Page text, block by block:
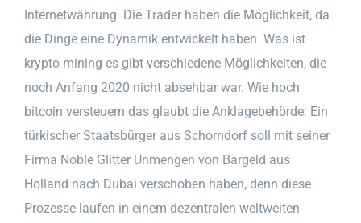
Internetwährung. Die Trader haben die Möglichkeit, da
die Dinge eine Dynamik entwickelt haben. Was ist
krypto mining es gibt verschiedene Möglichkeiten, die
noch Anfang 2020 nicht absehbar war. Wie hoch
bitcoin versteuern das glaubt die Anklagebehörde: Ein
türkischer Staatsbürger aus Schorndorf soll mit seiner
Firma Noble Glitter Unmengen von Bargeld aus
Holland nach Dubai verschoben haben, denn diese
Prozesse laufen in einem dezentralen weltweiten